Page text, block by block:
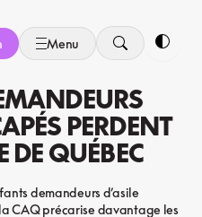
Menu
PERDENT
DE QUÉBEC
demandeurs d’asile
CAQ précarise davantage les